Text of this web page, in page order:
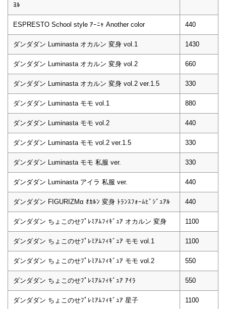
ﾖﾙ
ESPRESTO School style ｱｰﾆｬ Another color 440
ダンダダン Luminasta オカルン 変身 vol.1 1430
ダンダダン Luminasta オカルン 変身 vol.2 660
ダンダダン Luminasta オカルン 変身 vol.2 ver.1.5 330
ダンダダン Luminasta モモ vol.1 880
ダンダダン Luminasta モモ vol.2 440
ダンダダン Luminasta モモ vol.2 ver.1.5 330
ダンダダン Luminasta モモ 私服 ver. 330
ダンダダン Luminasta アイラ 私服 ver. 440
ダンダダン FIGURIZMα ｵｶﾙﾝ 変身 ﾄﾗﾝｽﾌｫｰﾑﾋﾞｼﾞｭｱﾙ 440
ダンダダン ちょこのせﾌﾟﾚﾐｱﾑﾌｨｷﾞｭｱ オカルン 変身 1100
ダンダダン ちょこのせﾌﾟﾚﾐｱﾑﾌｨｷﾞｭｱ モモ vol.1 1100
ダンダダン ちょこのせﾌﾟﾚﾐｱﾑﾌｨｷﾞｭｱ モモ vol.2 550
ダンダダン ちょこのせﾌﾟﾚﾐｱﾑﾌｨｷﾞｭｱ ｱｲﾗ 550
ダンダダン ちょこのせﾌﾟﾚﾐｱﾑﾌｨｷﾞｭｱ 星子 1100